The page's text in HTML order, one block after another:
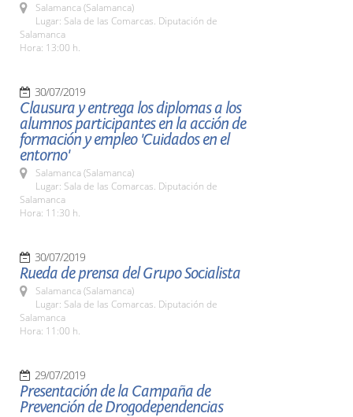
Salamanca (Salamanca)
Lugar: Sala de las Comarcas. Diputación de
Salamanca
Hora: 13:00 h.
30/07/2019
Clausura y entrega los diplomas a los
alumnos participantes en la acción de
formación y empleo 'Cuidados en el
entorno'
Salamanca (Salamanca)
Lugar: Sala de las Comarcas. Diputación de
Salamanca
Hora: 11:30 h.
30/07/2019
Rueda de prensa del Grupo Socialista
Salamanca (Salamanca)
Lugar: Sala de las Comarcas. Diputación de
Salamanca
Hora: 11:00 h.
29/07/2019
Presentación de la Campaña de
Prevención de Drogodependencias